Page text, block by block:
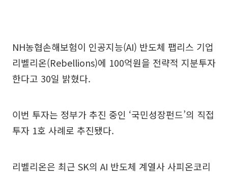
NH농협손해보험이 인공지능(AI) 반도체 팹리스 기업
리벨리온(Rebellions)에 100억원을 전략적 지분투자
한다고 30일 밝혔다.
이번 투자는 정부가 추진 중인 ‘국민성장펀드’의 직접
투자 1호 사례로 추진됐다.
리벨리온은 최근 SK의 AI 반도체 계열사 사피온코리